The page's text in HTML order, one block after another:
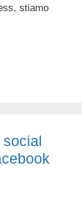
stiamo